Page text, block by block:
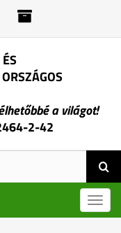
a világot!
2-42